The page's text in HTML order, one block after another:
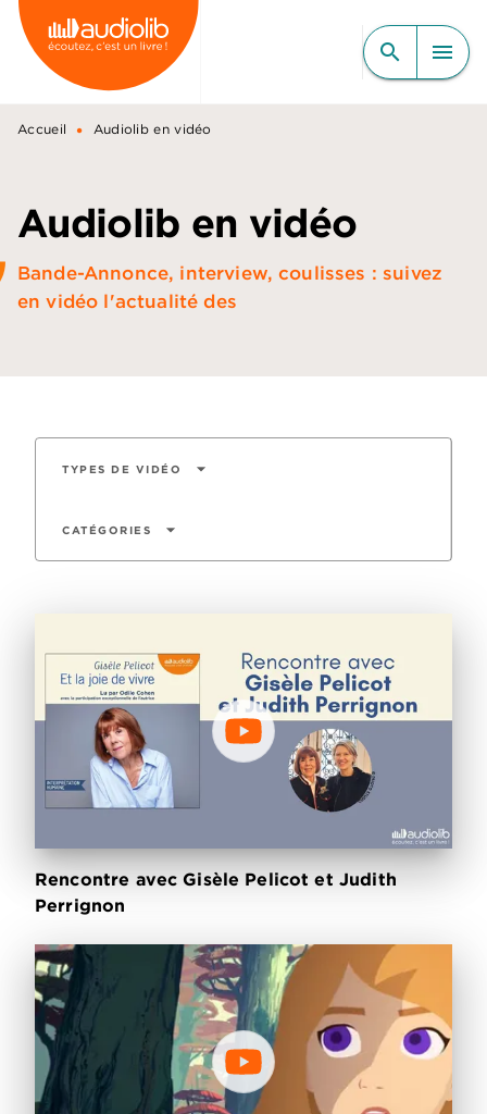
MENU RECHERCHE
CONTENU
PIED DE PAGE
search menu
Accueil • Audiolib en vidéo
Audiolib en vidéo
Bande-Annonce, interview, coulisses : suivez
en vidéo l'actualité des
TYPES DE VIDÉO arrow_drop_down
CATÉGORIES arrow_drop_down
Rencontre avec Gisèle Pelicot et Judith
Perrignon